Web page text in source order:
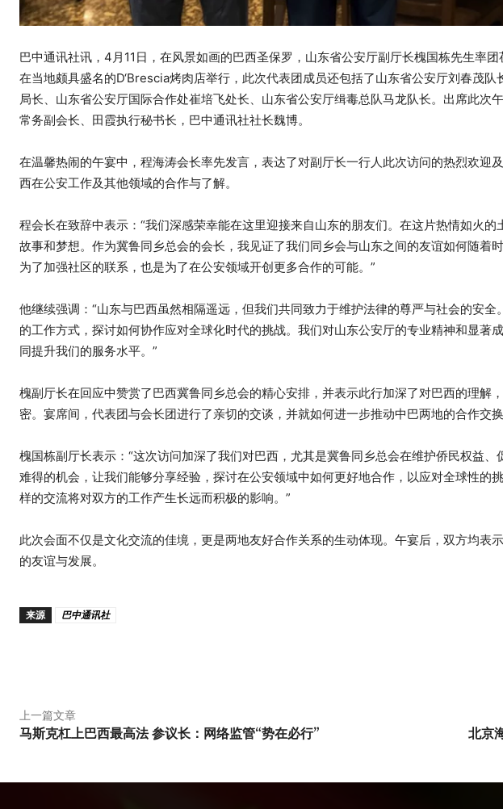
巴中通讯社讯，4月11日，在风景如画的巴西圣保罗，山东省公安厅副厅长槐国栋先生率
在当地颇具盛名的D‘Brescia烤肉店举行，此次代表团成员还包括了山东省公安厅刘春茂
局长、山东省公安厅国际合作处崔培飞处长、山东省公安厅缉毒总队马龙队长。出席此次
常务副会长、田霞执行秘书长，巴中通讯社社长魏博。
在温馨热闹的午宴中，程海涛会长率先发言，表达了对副厅长一行人此次访问的热烈欢迎
西在公安工作及其他领域的合作与了解。
程会长在致辞中表示：“我们深感荣幸能在这里迎接来自山东的朋友们。在这片热情如火
故事和梦想。作为冀鲁同乡总会的会长，我见证了我们同乡会与山东之间的友谊如何随着
为了加强社区的联系，也是为了在公安领域开创更多合作的可能。”
他继续强调：“山东与巴西虽然相隔遥远，但我们共同致力于维护法律的尊严与社会的安
的工作方式，探讨如何协作应对全球化时代的挑战。我们对山东公安厅的专业精神和显著
同提升我们的服务水平。”
槐副厅长在回应中赞赏了巴西冀鲁同乡总会的精心安排，并表示此行加深了对巴西的理解
密。宴席间，代表团与会长团进行了亲切的交谈，并就如何进一步推动中巴两地的合作交换
槐国栋副厅长表示：“这次访问加深了我们对巴西，尤其是冀鲁同乡总会在维护侨民权益
难得的机会，让我们能够分享经验，探讨在公安领域中如何更好地合作，以应对全球性的
样的交流将对双方的工作产生长远而积极的影响。”
此次会面不仅是文化交流的佳境，更是两地友好合作关系的生动体现。午宴后，双方均表
的友谊与发展。
来源 巴中通讯社
上一篇文章
马斯克杠上巴西最高法 参议长：网络监管“势在必行” 北京